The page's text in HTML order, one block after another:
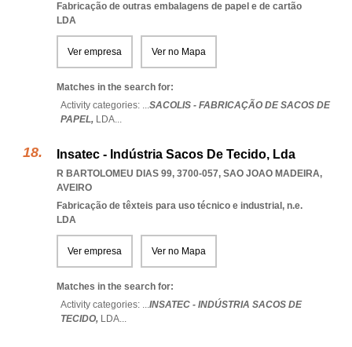
Fabricação de outras embalagens de papel e de cartão
LDA
Ver empresa Ver no Mapa
Matches in the search for:
Activity categories: ...SACOLIS - FABRICAÇÃO DE SACOS DE
PAPEL, LDA...
Insatec - Indústria Sacos De Tecido, Lda
R BARTOLOMEU DIAS 99, 3700-057, SAO JOAO MADEIRA,
AVEIRO
Fabricação de têxteis para uso técnico e industrial, n.e.
LDA
Ver empresa Ver no Mapa
Matches in the search for:
Activity categories: ...INSATEC - INDÚSTRIA SACOS DE
TECIDO, LDA...